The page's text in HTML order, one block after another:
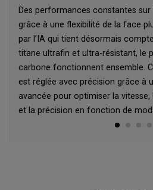
Des performances constantes sur
grâce à une flexibilité de la face
par l’IA qui tient désormais
titane ultrafin et ultra-résistant, le
carbone fonctionnent ensemble.
est réglée avec précision grâce à
avancée pour optimiser la vitesse,
et la précision en fonction de